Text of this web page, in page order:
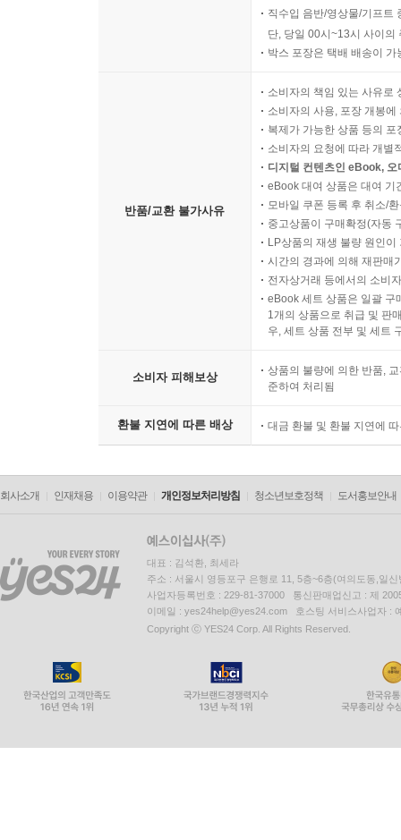
직수입 음반/영상물/기프트
단, 당일 00시~13시 사이의
박스 포장은 택배 배송이
반품/교환 불가사유
소비자의 책임 있는 사유로
소비자의 사용, 포장 개봉
복제가 가능한 상품 등의
소비자의 요청에 따라 개별
디지털 컨텐츠인 eBook,
eBook 대여 상품은 대여 기
모바일 쿠폰 등록 후 취소/
중고상품이 구매확정(자동
LP상품의 재생 불량 원인
시간의 경과에 의해 재판매
전자상거래 등에서의 소비
eBook 세트 상품은 일괄 구
1개의 상품으로 취급 및 판
우, 세트 상품 전부 및 세트
소비자 피해보상
상품의 불량에 의한 반품,
준하여 처리됨
환불 지연에 따른 배상 대금 환불 및 환불 지연에
회사소개 인재채용 이용약관 개인정보처리방침 청소년보호정책 도서홍보안내
대표 : 김석환, 최세라
주소 : 서울시 영등포구 은행로 11, 5층~6층(여의도동,일신
사업자등록번호 : 229-81-37000 통신판매업신고 : 제
이메일 : yes24help@yes24.com 호스팅 서비스사업자 :
Copyright ⓒ YES24 Corp. All Rights Reserved.